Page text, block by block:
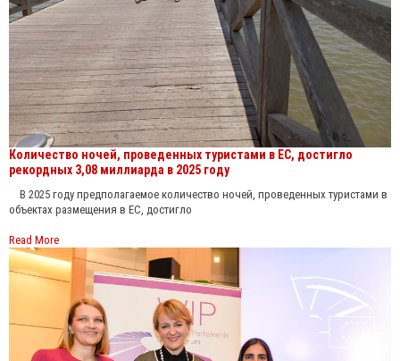
Количество ночей, проведенных туристами в ЕС, достигло
рекордных 3,08 миллиарда в 2025 году
В 2025 году предполагаемое количество ночей, проведенных туристами в
объектах размещения в ЕС, достигло
Read More